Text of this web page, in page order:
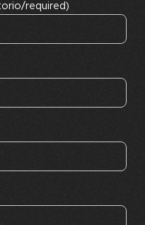
required)